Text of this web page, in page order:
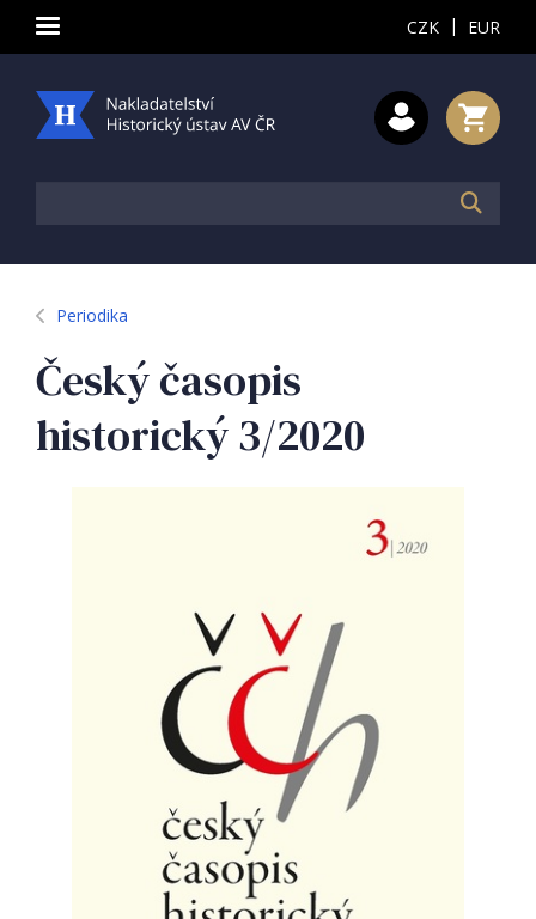
CZK | EUR
Periodika
Český časopis
historický 3/2020